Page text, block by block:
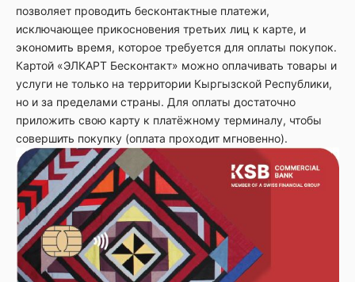
позволяет проводить бесконтактные платежи,
исключающее прикосновения третьих лиц к карте, и
экономить время, которое требуется для оплаты покупок.
Картой «ЭЛКАРТ Бесконтакт» можно оплачивать товары и
услуги не только на территории Кыргызской Республики,
но и за пределами страны. Для оплаты достаточно
приложить свою карту к платёжному терминалу, чтобы
совершить покупку (оплата проходит мгновенно).